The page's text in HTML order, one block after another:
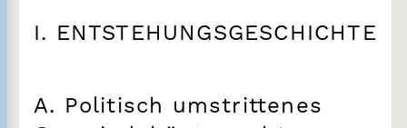
I. ENTSTEHUNGSGESCHICHTE
A. Politisch umstrittenes